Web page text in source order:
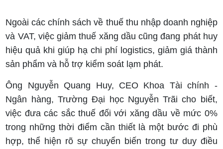
Ngoài các chính sách về thuế thu nhập doanh nghiệp
và VAT, việc giảm thuế xăng dầu cũng đang phát huy
hiệu quả khi giúp hạ chi phí logistics, giảm giá thành
sản phẩm và hỗ trợ kiểm soát lạm phát.
Ông Nguyễn Quang Huy, CEO Khoa Tài chính -
Ngân hàng, Trường Đại học Nguyễn Trãi cho biết,
việc đưa các sắc thuế đối với xăng dầu về mức 0%
trong những thời điểm cần thiết là một bước đi phù
hợp, thể hiện rõ sự chuyển biến trong tư duy điều